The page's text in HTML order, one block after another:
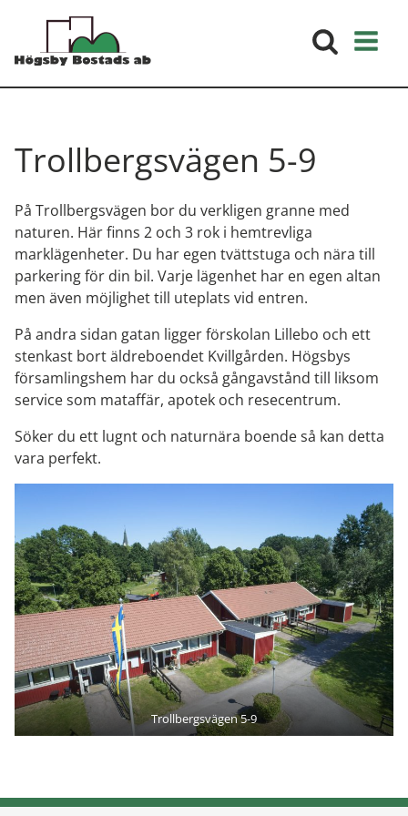
Trollbergsvägen 5-9
På Trollbergsvägen bor du verkligen granne med
naturen. Här finns 2 och 3 rok i hemtrevliga
marklägenheter. Du har egen tvättstuga och nära till
parkering för din bil. Varje lägenhet har en egen altan
men även möjlighet till uteplats vid entren.
På andra sidan gatan ligger förskolan Lillebo och ett
stenkast bort äldreboendet Kvillgården. Högsbys
församlingshem har du också gångavstånd till liksom
service som mataffär, apotek och resecentrum.
Söker du ett lugnt och naturnära boende så kan detta
vara perfekt.
Trollbergsvägen 5-9